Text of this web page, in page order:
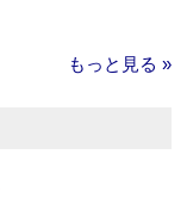
もっと見る »